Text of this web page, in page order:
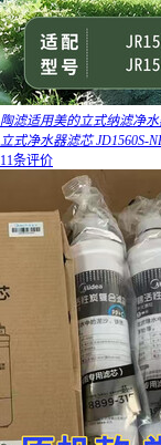
陶滤适用美的立式纳滤净水
立式净水器滤芯 JD1560S-
11条评价